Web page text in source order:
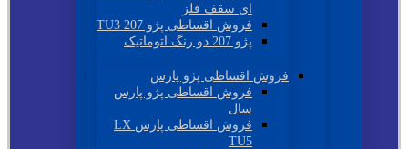
ای سقف فلز
فروش اقساطی پژو 207 TU3
پژو 207 دو رنگ اتوماتیک
فروش اقساطی پژو پارس
فروش اقساطی پژو پارس
سال
فروش اقساطی پارس LX
TU5